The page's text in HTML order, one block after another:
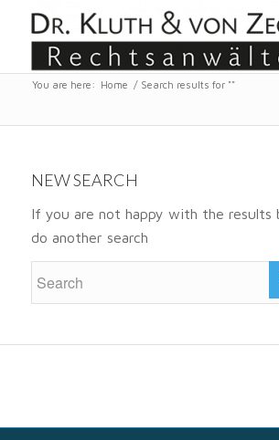
You are here: Home / Search results for ""
NEW SEARCH
If you are not happy with the results
do another search